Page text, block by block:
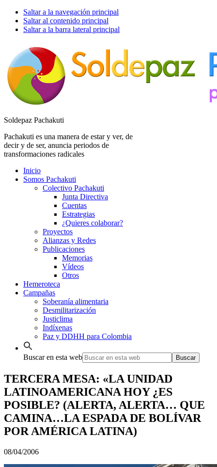
Saltar a la navegación principal
Saltar al contenido principal
Saltar a la barra lateral principal
Soldepaz Pachakuti
Pachakuti es una manera de estar y ver, de
decir y de ser, anuncia periodos de
transformaciones radicales
Inicio
Somos Pachakuti
Colectivo Pachakuti
Junta Directiva
Cuentas
Estrategias
¿Quieres colaborar?
Proyectos
Alianzas y Redes
Publicaciones
Memorias
Vídeos
Otros
Hemeroteca
Campañas
Soberanía alimentaria
Desmilitarización
Justiclima
Indíxenas
Paz y DDHH para Colombia
Buscar en esta web
TERCERA MESA: «LA UNIDAD
LATINOAMERICANA HOY ¿ES
POSIBLE? (ALERTA, ALERTA… QUE
CAMINA…LA ESPADA DE BOLÍVAR
POR AMÉRICA LATINA)
08/04/2006